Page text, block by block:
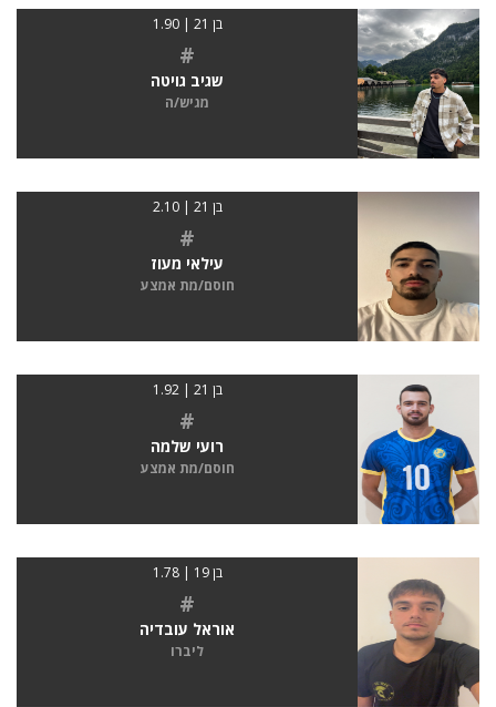
בן 21 | 1.90
#
שגיב גויטה
מגיש/ה
בן 21 | 2.10
#
עילאי מעוז
חוסם/מת אמצע
בן 21 | 1.92
#
רועי שלמה
חוסם/מת אמצע
בן 19 | 1.78
#
אוראל עובדיה
ליברו